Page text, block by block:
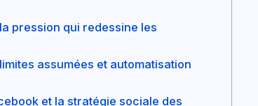
pression qui redessine les
assumées et automatisation
et la stratégie sociale des